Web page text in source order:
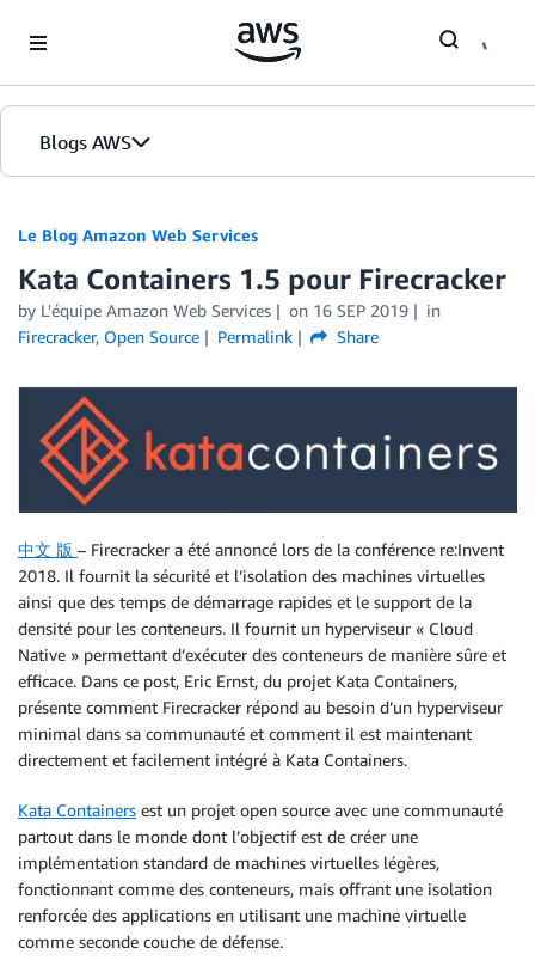
Blogs AWS
Accueil
Éditions
Le Blog Amazon Web Services
Kata Containers 1.5 pour Firecracker
by L'équipe Amazon Web Services on 16 SEP 2019
in
Firecracker, Open Source Permalink Share
中文 版 – Firecracker a été annoncé lors de la conférence re:Invent
2018. Il fournit la sécurité et l’isolation des machines virtuelles
ainsi que des temps de démarrage rapides et le support de la
densité pour les conteneurs. Il fournit un hyperviseur « Cloud
Native » permettant d’exécuter des conteneurs de manière sûre et
efficace. Dans ce post, Eric Ernst, du projet Kata Containers,
présente comment Firecracker répond au besoin d’un hyperviseur
minimal dans sa communauté et comment il est maintenant
directement et facilement intégré à Kata Containers.
Kata Containers est un projet open source avec une communauté
partout dans le monde dont l’objectif est de créer une
implémentation standard de machines virtuelles légères,
fonctionnant comme des conteneurs, mais offrant une isolation
renforcée des applications en utilisant une machine virtuelle
comme seconde couche de défense.